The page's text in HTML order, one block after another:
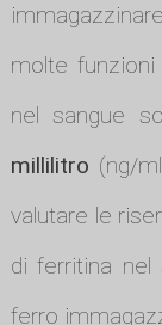
molte
nel sangue
millilitro (ng/
valutare le
di ferritina nel
ferro